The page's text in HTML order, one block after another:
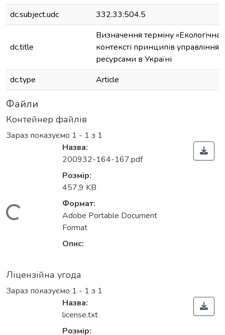
dc.subject.udc
332.33:504.5
dc.title
Визначення терміну «Екологічна
контексті принципів
ресурсами в Україні
dc.type
Article
Файли
Контейнер файлів
Зараз показуємо 1 - 1 з 1
Вантажиться...
Назва:
200932-164-167.pdf
Розмір:
457,9 KB
Формат:
Adobe Portable Document
Format
Опис:
Ліцензійна угода
Зараз показуємо 1 - 1 з 1
Назва:
license.txt
Розмір: